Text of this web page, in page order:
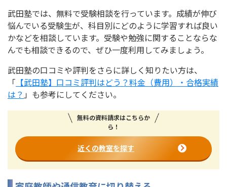
武田塾では、無料で受験相談を行っています。成績が伸び
悩んでいる受験生が、科目別にどのように学習すれば良い
かなどを相談しています。受験や勉強に関することならな
んでも相談できるので、ぜひ一度利用してみましょう。
武田塾の口コミや評判をさらに詳しく知りたい方は、
「 【武田塾】口コミ評判はどう？料金（費用）・合格実績
は？ 」も参考にしてください。
無料の資料請求はこちらか
ら！
近くの教室を探す